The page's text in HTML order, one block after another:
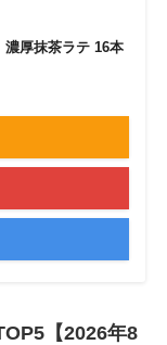
厚抹茶ラテ 16本
【2026年8